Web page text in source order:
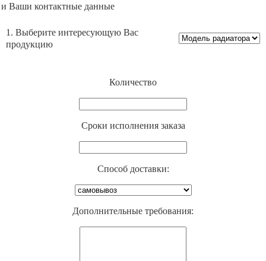
и Ваши контактные данные
1. Выберите интересующую Вас
продукцию
Количество
Cроки исполнения заказа
Способ доставки:
Дополнительные требования: